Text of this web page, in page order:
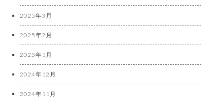
2025年3月
2025年2月
2025年1月
2024年12月
2024年11月